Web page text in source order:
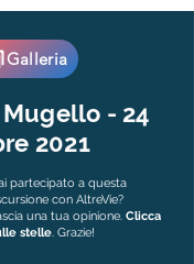
Galleria
- 24
2021
partecipato a questa
con AltreVie?
una tua opinione. Clicca
stelle. Grazie!